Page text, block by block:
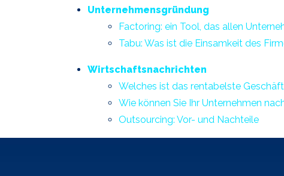
Unternehmensgründung
Factoring: ein Tool, das allen
Tabu: Was ist die Einsamkeit des
Wirtschaftsnachrichten
Welches ist das rentabelste
Wie können Sie Ihr Unternehmen
Outsourcing: Vor- und Nachteile